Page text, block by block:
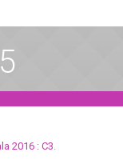
2016 : C3.